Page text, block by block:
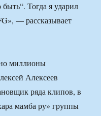
Тогда я ударил
— рассказывает
миллионы
Алексеев
ряда клипов, в
мамба ру» группы